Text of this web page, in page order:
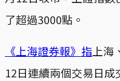
了超過3000點。
《上海證券報》指 上
12日連續兩個交易日成